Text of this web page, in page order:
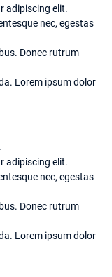
adipiscing elit.
nec, egestas
Donec rutrum
Lorem ipsum dolor
adipiscing elit.
nec, egestas
Donec rutrum
Lorem ipsum dolor